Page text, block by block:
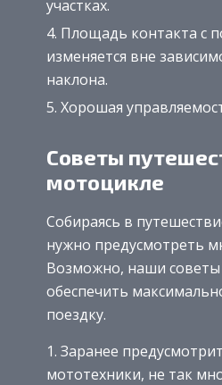
участках.
Площадь контакта с
изменяется вне
наклона.
Хорошая
Советы
мотоцикле
Собираясь в
нужно предусмотреть
Возможно, наши
обеспечить
поездку.
Заранее
мототехники, не так